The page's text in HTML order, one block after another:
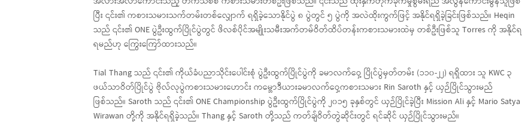
ပြီး ၎င်း၏ ကစားသမားသက်တမ်းတစ်လျှောက် ရရှိခဲ့သောနိုင်ပွဲ ၈ ပွဲတွင် ၅ ပွဲကို အလဲထိုးကွက်ဖြင့် အနိုင်ရရှိခဲ့ခြင်းဖြစ်သည်။ Heqin
သည် ၎င်း၏ ONE ပွဲဦးထွက်ပြိုင်ပွဲတွင် ဖိလစ်ပိုင်အမျိုးသမီးအက်တမ်ဝိတ်ထိပ်တန်းကစားသမားထဲမှ တစ်ဦးဖြစ်သူ Torres ကို အနိုင်ရ
ရမည်ဟု ကြွေးကြော်ထားသည်။
Tial Thang သည် ၎င်း၏ ကိုယ်ခံပညာသိုင်းပေါင်းစုံ ပွဲဦးထွက်ပြိုင်ပွဲကို ခမာလက်ဝှေ့ ပြိုင်ပွဲမှတ်တမ်း (၁၁၀-၂၂) ရရှိထား သူ KWC ၃
ဖယ်သာဝိတ်ပြိုင်ပွဲ ဗိုလ်လုပွဲကစားသမားဟောင်း ကမ္ဘောဒီယားခမာလက်ဝှေ့ကစားသမား Rin Saroth နှင့် ယှဉ်ပြိုင်သွားမည်
ဖြစ်သည်။ Saroth သည် ၎င်း၏ ONE Championship ပွဲဦးထွက်ပြိုင်ပွဲကို ၂၀၁၅ ခုနှစ်တွင် ယှဉ်ပြိုင်ခဲ့ပြီး Mission Ali နှင့် Mario Satya
Wirawan တို့ကို အနိုင်ရရှိခဲ့သည်။ Thang နှင့် Saroth တို့သည် ကတ်ချ်ဝိတ်တွဲဆိုင်းတွင် ရင်ဆိုင် ယှဉ်ပြိုင်သွားမည်။